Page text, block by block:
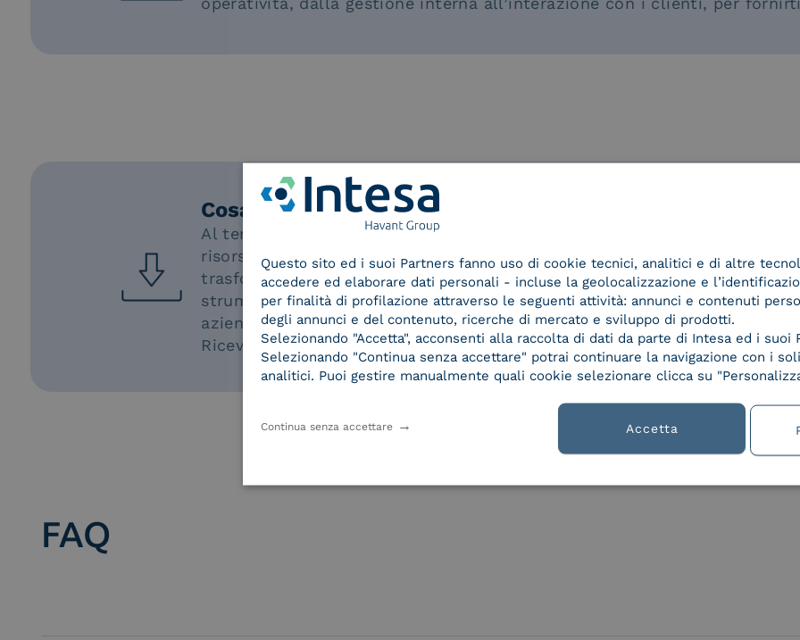
Cosa ottieni dopo il Digital Maturity Evaluation?
Al termine del quiz, riceverai una guida completa alla digitalizzazione per
risorsa indispensabile, ricca di strategie pratiche, consigli e best
trasformazione digitale e migliorare l’efficienza aziendale. In poche
strumento gratuito che può guidarti verso un uso più strategico della
azienda.
Riceverai tutto direttamente via email, senza impegno e nel pieno
FAQ
Questo sito ed i suoi Partners fanno uso di cookie tecnici, analitici e di altre
accedere ed elaborare dati personali - incluse la geolocalizzazione e
per finalità di profilazione attraverso le seguenti attività: annunci e contenuti
degli annunci e del contenuto, ricerche di mercato e sviluppo di prodotti.
Selezionando "Accetta", acconsenti alla raccolta di dati da parte di Intesa ed i suoi
Selezionando "Continua senza accettare" potrai continuare la navigazione con i
analitici. Puoi gestire manualmente quali cookie selezionare clicca su
Accetta
Continua senza accettare